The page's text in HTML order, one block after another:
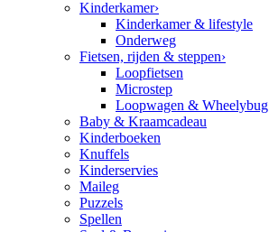
Kinderkamer›
Kinderkamer & lifestyle
Onderweg
Fietsen, rijden & steppen›
Loopfietsen
Microstep
Loopwagen & Wheelybug
Baby & Kraamcadeau
Kinderboeken
Knuffels
Kinderservies
Maileg
Puzzels
Spellen